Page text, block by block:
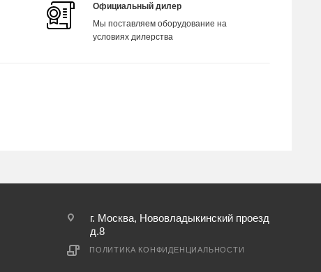
Официальный дилер
Мы поставляем оборудование на
условиях дилерства
г. Москва, Нововладыкинский проезд
д.8
ПОЛИТИКА КОНФИДЕНЦИАЛЬНОСТИ